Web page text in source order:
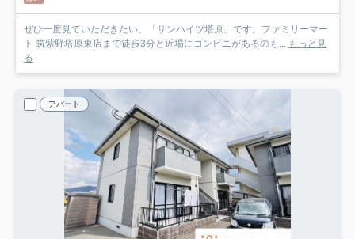
ぜひ一度見ていただきたい、「サンハイツ塔原」です。ファミリーマー
ト 筑紫野塔原東店まで徒歩3分と近場にコンビニがあるのも... もっと見
る
アパート